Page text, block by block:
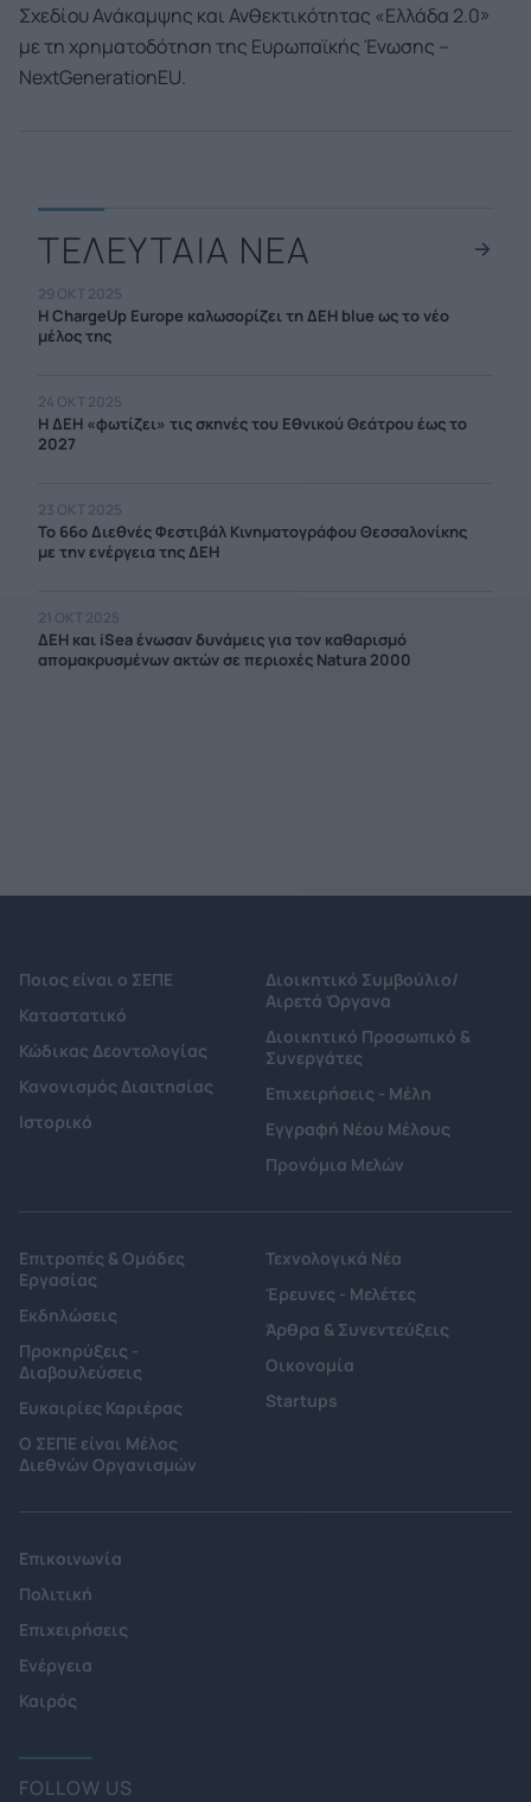
Σχεδίου Ανάκαμψης και Ανθεκτικότητας «Ελλάδα 2.0»
με τη χρηματοδότηση της Ευρωπαϊκής Ένωσης –
NextGenerationEU.
ΤΕΛΕΥΤΑΙΑ ΝΕΑ
29 ΟΚΤ 2025
Η ChargeUp Europe καλωσορίζει τη ΔΕΗ blue ως το νέο
μέλος της
24 ΟΚΤ 2025
Η ΔΕΗ «φωτίζει» τις σκηνές του Εθνικού Θεάτρου έως το
2027
23 ΟΚΤ 2025
Το 66ο Διεθνές Φεστιβάλ Κινηματογράφου Θεσσαλονίκης
με την ενέργεια της ΔΕΗ
21 ΟΚΤ 2025
ΔΕΗ και iSea ένωσαν δυνάμεις για τον καθαρισμό
απομακρυσμένων ακτών σε περιοχές Natura 2000
Ποιος είναι ο ΣΕΠΕ
Καταστατικό
Κώδικας Δεοντολογίας
Κανονισμός Διαιτησίας
Ιστορικό
Διοικητικό Συμβούλιο/
Αιρετά Όργανα
Διοικητικό Προσωπικό &
Συνεργάτες
Επιχειρήσεις - Μέλη
Εγγραφή Νέου Μέλους
Προνόμια Μελών
Επιτροπές & Ομάδες
Εργασίας
Εκδηλώσεις
Προκηρύξεις -
Διαβουλεύσεις
Ευκαιρίες Καριέρας
Ο ΣΕΠΕ είναι Μέλος
Διεθνών Οργανισμών
Τεχνολογικά Νέα
Έρευνες - Μελέτες
Άρθρα & Συνεντεύξεις
Οικονομία
Startups
Επικοινωνία
Πολιτική
Επιχειρήσεις
Ενέργεια
Καιρός
FOLLOW US